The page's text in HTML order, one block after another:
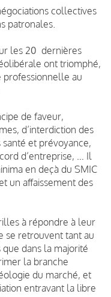
collectives
patronales.
les 20 dernières
ont triomphé,
professionnelle au
de faveur,
d’interdiction des
et prévoyance,
d’entreprise, … Il
en deçà du SMIC
un affaissement des
à répondre à leur
se retrouvent tant au
dans la majorité
la branche
du marché, et
entravant la libre